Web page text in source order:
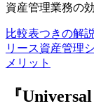
資産管理業務の
比較表つきの解
リース資産管理
メリット
『